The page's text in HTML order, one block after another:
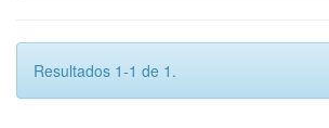
Resultados 1-1 de 1.